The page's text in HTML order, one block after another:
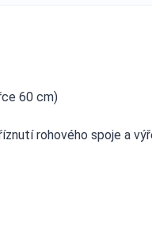
60 cm)
rohového spoje a